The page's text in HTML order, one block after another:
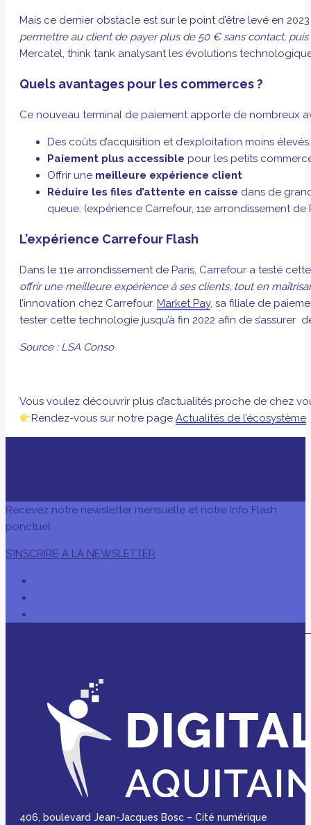
Mais ce dernier obstacle est sur le point d’être levé en
permettre au client de payer plus de 50 € sans contact,
Mercatel, think tank analysant les évolutions
Quels avantages pour les commerces ?
Ce nouveau terminal de paiement apporte de nombreux
Des coûts d’acquisition et d’exploitation moins
Paiement plus accessible pour les petits
Offrir une meilleure expérience client
Réduire les files d’attente en caisse dans de
queue. (expérience Carrefour, 11e arrondissement
L’expérience Carrefour Flash
Dans le 11e arrondissement de Paris, Carrefour a testé
offrir une meilleure expérience à ses clients, tout en
l’innovation chez Carrefour. Market Pay, sa filiale de
tester cette technologie jusqu’à fin 2022 afin de
Source : LSA Conso
Vous voulez découvrir plus d’actualités proche de chez
Rendez-vous sur notre pageActualités de l’écosystème
Recevez notre newsletter mensuelle et notre Info Flash
ponctuel
S’INSCRIRE À LA NEWSLETTER
406, boulevard Jean-Jacques Bosc – Cité numérique